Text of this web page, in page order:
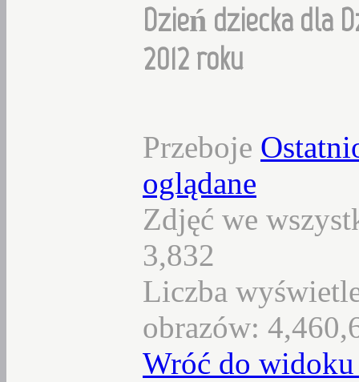
Dzień dziecka dla
2012 roku
Przeboje
oglądane
Zdjęć we
3,832
Liczba
obrazów:
Wróć do